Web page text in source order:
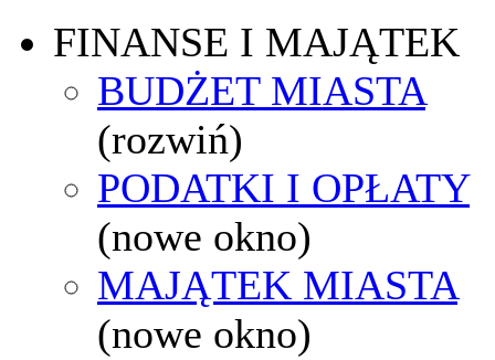
FINANSE I MAJĄTEK
BUDŻET MIASTA
(rozwiń)
PODATKI I OPŁATY
(nowe okno)
MAJĄTEK MIASTA
(nowe okno)